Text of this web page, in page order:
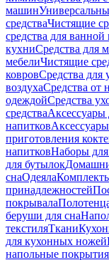
машин
средстваЧистящие
средства для ванной
кухниСредства для
мебелиЧистящие
ковровСредства для
воздухаСредства от
одеждойСредства
средстваАксессуары
напитков
приготовления
напитковНаборы
для бутылок
снаОдеяла
принадлежностей
покрывала
беруши для сна
текстиляТкани
для кухонных ножей
напольные покрытия